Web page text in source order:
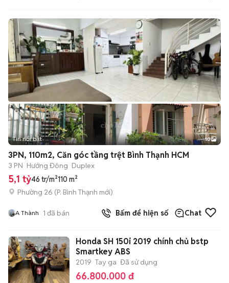
+2
Tin nổi bật 10
3PN, 110m2, Căn góc tầng trệt Bình Thạnh HCM
3 PN Hướng Đông Duplex
5,1 tỷ46 tr/m²110 m²
Phường 26 (P. Bình Thạnh mới)
A Thành 1 đã bán Bấm để hiện số Chat
Honda SH 150i 2019 chính chủ bstp
Smartkey ABS
2019 Tay ga Đã sử dụng
66.800.000 đ